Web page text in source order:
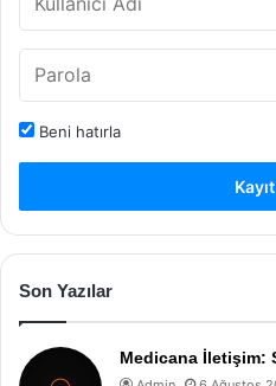
Beni hatırla
Son Yazılar
Medicana İletişim: